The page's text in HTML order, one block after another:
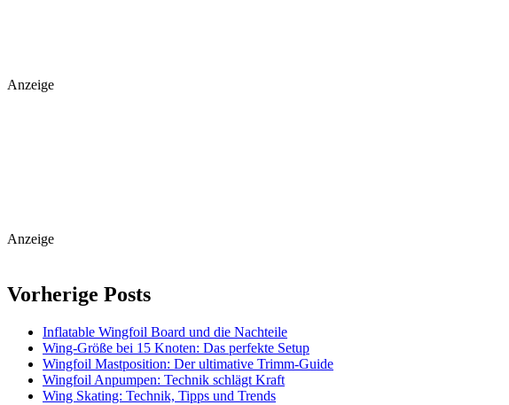
Anzeige
Anzeige
Vorherige Posts
Inflatable Wingfoil Board und die Nachteile
Wing-Größe bei 15 Knoten: Das perfekte Setup
Wingfoil Mastposition: Der ultimative Trimm-Guide
Wingfoil Anpumpen: Technik schlägt Kraft
Wing Skating: Technik, Tipps und Trends